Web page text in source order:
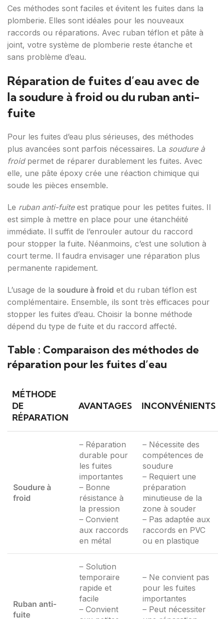
Ces méthodes sont faciles et évitent les fuites dans la
plomberie. Elles sont idéales pour les nouveaux
raccords ou réparations. Avec ruban téflon et pâte à
joint, votre système de plomberie reste étanche et
sans problème d’eau.
Réparation de fuites d’eau avec de
la soudure à froid ou du ruban anti-
fuite
Pour les fuites d’eau plus sérieuses, des méthodes
plus avancées sont parfois nécessaires. La soudure à
froidpermet de réparer durablement les fuites. Avec
elle, une pâte époxy crée une réaction chimique qui
soude les pièces ensemble.
Le ruban anti-fuiteest pratique pour les petites fuites. Il
est simple à mettre en place pour une étanchéité
immédiate. Il suffit de l’enrouler autour du raccord
pour stopper la fuite. Néanmoins, c’est une solution à
court terme. Il faudra envisager une réparation plus
permanente rapidement.
L’usage de la soudure à froid et du ruban téflon est
complémentaire. Ensemble, ils sont très efficaces pour
stopper les fuites d’eau. Choisir la bonne méthode
dépend du type de fuite et du raccord affecté.
Table : Comparaison des méthodes de
réparation pour les fuites d’eau
MÉTHODE
DE
RÉPARATION
AVANTAGES INCONVÉNIENTS
Soudure à
froid
– Réparation
durable pour
les fuites
importantes
– Bonne
résistance à
la pression
– Convient
aux raccords
en métal
– Nécessite des
compétences de
soudure
– Requiert une
préparation
minutieuse de la
zone à souder
– Pas adaptée aux
raccords en PVC
ou en plastique
Ruban anti-
fuite
– Solution
temporaire
rapide et
facile
– Convient
– Ne convient pas
pour les fuites
importantes
– Peut nécessiter